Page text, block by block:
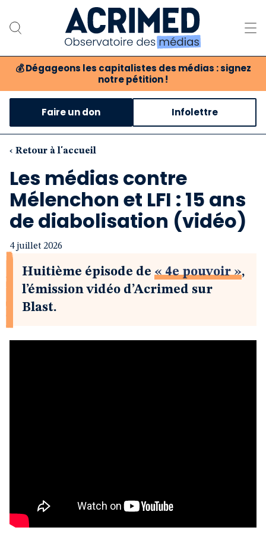
💰 Dégageons les capitalistes des médias : signez
notre pétition !
Notre association
Notre critique des médias
Nos propositions
Notre revue
Boutique
Faire un don Infolettre
‹ Retour à l'accueil
Les médias contre
Mélenchon et LFI : 15 ans
de diabolisation (vidéo)
4 juillet 2026
Huitième épisode de « 4e pouvoir »,
l’émission vidéo d’Acrimed sur
Blast.